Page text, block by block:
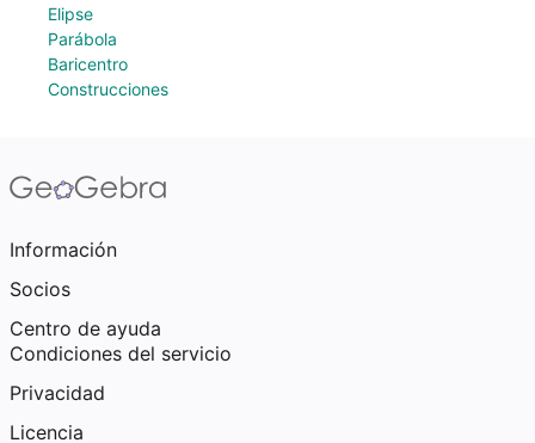
Elipse
Parábola
Baricentro
Construcciones
Información
Socios
Centro de ayuda
Condiciones del servicio
Privacidad
Licencia